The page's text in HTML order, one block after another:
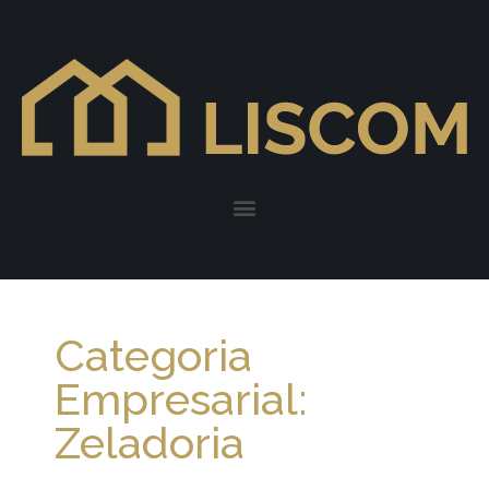
Categoria
Empresarial:
Zeladoria